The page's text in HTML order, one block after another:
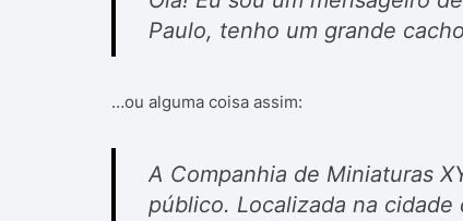
Paulo, tenho um grande
…ou alguma coisa assim:
A Companhia de Miniaturas
público. Localizada na cidade